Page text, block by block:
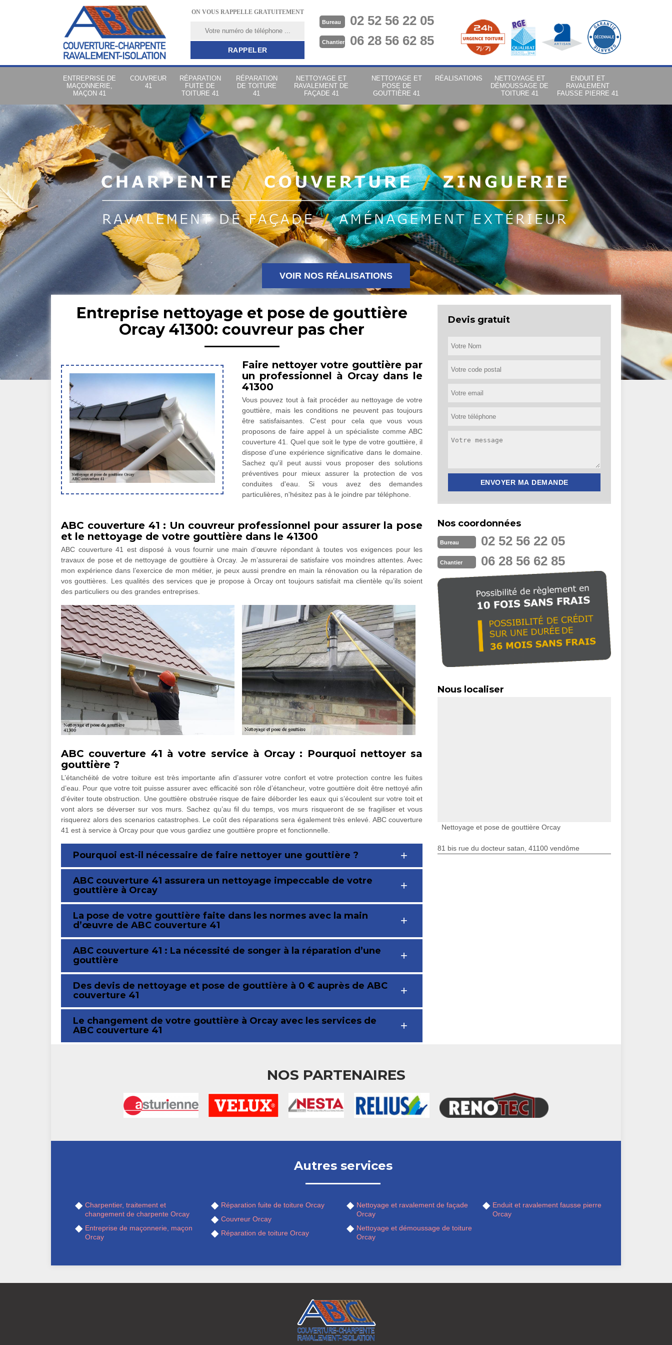
ON VOUS RAPPELLE GRATUITEMENT
Bureau 02 52 56 22 05
Chantier 06 28 56 62 85
ENTREPRISE DE
MAÇONNERIE,
MAÇON 41
COUVREUR
41
RÉPARATION
FUITE DE
TOITURE 41
RÉPARATION
DE TOITURE
41
NETTOYAGE ET
RAVALEMENT DE
FAÇADE 41
NETTOYAGE ET
POSE DE
GOUTTIÈRE 41
RÉALISATIONS
NETTOYAGE ET
DÉMOUSSAGE DE
TOITURE 41
ENDUIT ET
RAVALEMENT
FAUSSE PIERRE 41
VOIR NOS RÉALISATIONS
Entreprise nettoyage et pose de gouttière
Orcay 41300: couvreur pas cher
Faire nettoyer votre gouttière par
un professionnel à Orcay dans le
41300
Vous pouvez tout à fait procéder au nettoyage de votre
gouttière, mais les conditions ne peuvent pas toujours
être satisfaisantes. C'est pour cela que vous vous
proposons de faire appel à un spécialiste comme ABC
couverture 41. Quel que soit le type de votre gouttière, il
dispose d'une expérience significative dans le domaine.
Sachez qu'il peut aussi vous proposer des solutions
préventives pour mieux assurer la protection de vos
conduites d'eau. Si vous avez des demandes
particulières, n'hésitez pas à le joindre par téléphone.
ABC couverture 41 : Un couvreur professionnel pour assurer la pose
et le nettoyage de votre gouttière dans le 41300
ABC couverture 41 est disposé à vous fournir une main d’œuvre répondant à toutes vos exigences pour les
travaux de pose et de nettoyage de gouttière à Orcay. Je m’assurerai de satisfaire vos moindres attentes. Avec
mon expérience dans l’exercice de mon métier, je peux aussi prendre en main la rénovation ou la réparation de
vos gouttières. Les qualités des services que je propose à Orcay ont toujours satisfait ma clientèle qu’ils soient
des particuliers ou des grandes entreprises.
ABC couverture 41 à votre service à Orcay : Pourquoi nettoyer sa
gouttière ?
L’étanchéité de votre toiture est très importante afin d’assurer votre confort et votre protection contre les fuites
d’eau. Pour que votre toit puisse assurer avec efficacité son rôle d’étancheur, votre gouttière doit être nettoyé afin
d’éviter toute obstruction. Une gouttière obstruée risque de faire déborder les eaux qui s’écoulent sur votre toit et
vont alors se déverser sur vos murs. Sachez qu’au fil du temps, vos murs risqueront de se fragiliser et vous
risquerez alors des scenarios catastrophes. Le coût des réparations sera également très enlevé. ABC couverture
41 est à service à Orcay pour que vous gardiez une gouttière propre et fonctionnelle.
Pourquoi est-il nécessaire de faire nettoyer une gouttière ?
ABC couverture 41 assurera un nettoyage impeccable de votre
gouttière à Orcay
La pose de votre gouttière faite dans les normes avec la main
d’œuvre de ABC couverture 41
ABC couverture 41 : La nécessité de songer à la réparation d’une
gouttière
Des devis de nettoyage et pose de gouttière à 0 € auprès de ABC
couverture 41
Le changement de votre gouttière à Orcay avec les services de
ABC couverture 41
Devis gratuit
Nos coordonnées
Bureau 02 52 56 22 05
Chantier 06 28 56 62 85
Nous localiser
Nettoyage et pose de gouttière Orcay
81 bis rue du docteur satan, 41100 vendôme
NOS PARTENAIRES
Autres services
Charpentier, traitement et
changement de charpente Orcay
Entreprise de maçonnerie, maçon
Orcay
Réparation fuite de toiture Orcay
Couvreur Orcay
Réparation de toiture Orcay
Nettoyage et ravalement de façade
Orcay
Nettoyage et démoussage de toiture
Orcay
Enduit et ravalement fausse pierre
Orcay